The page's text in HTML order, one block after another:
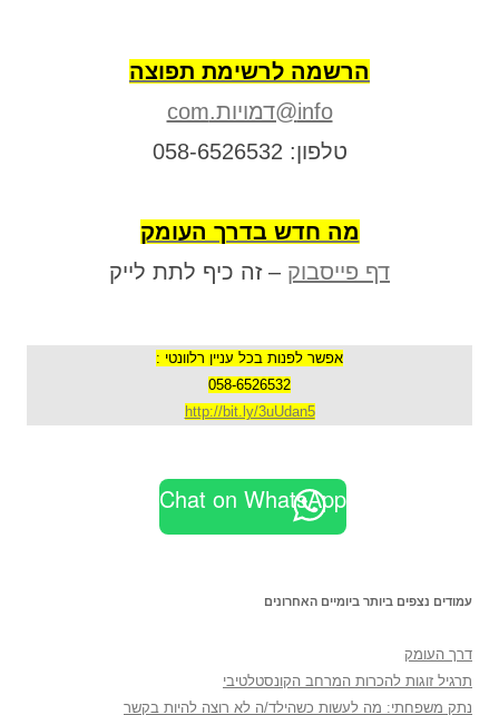
הרשמה לרשימת תפוצה
info@דמויות.com
טלפון: 058-6526532
מה חדש בדרך העומק
דף פייסבוק – זה כיף לתת לייק
אפשר לפנות בכל עניין רלוונטי :
058-6526532
http://bit.ly/3uUdan5
Chat on WhatsApp
עמודים נצפים ביותר ביומיים האחרונים
דרך העומק
תרגיל זוגות להכרות המרחב הקונסטלטיבי
נתק משפחתי: מה לעשות כשהילד/ה לא רוצה להיות בקשר